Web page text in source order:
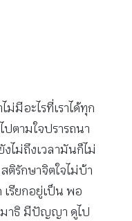
ม่มีอะไรที่เราได้ทุก
ตามใจปรารถนา
งไม่ถึงเวลามันก็ไม่
ติรักษาจิตใจไม่บ้า
เรียกอยู่เป็น พอ
มาธิ มีปัญญา ดูไป